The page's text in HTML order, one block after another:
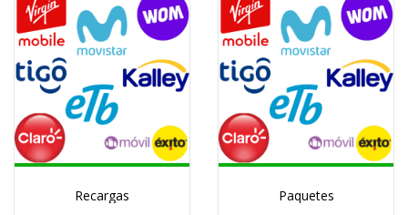
Recargas Paquetes